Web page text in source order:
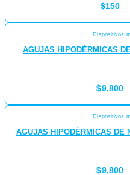
$150
Dispositivos
AGUJAS HIPODÉRMICAS
$9,800
Dispositivos
AGUJAS HIPODÉRMICAS DE
$9,800